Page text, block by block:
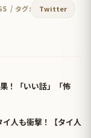
/ タグ:
Twitter
！「いい話」「怖
人も衝撃！【タイ人